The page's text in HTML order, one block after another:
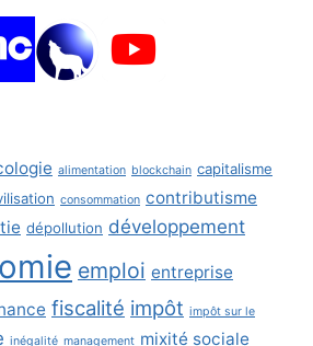
alimentation blockchain capitalisme
consommation contributisme
dépollution développement
emploi entreprise
fiscalité impôt impôt sur le
inégalité management mixité sociale